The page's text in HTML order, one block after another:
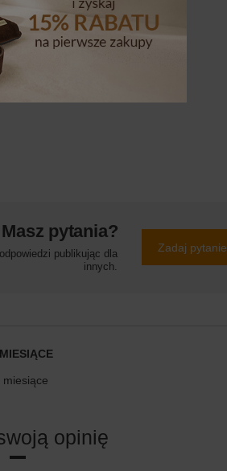
pytania?
publikując dla
innych.
Zadaj pytanie
miesiące
opinię